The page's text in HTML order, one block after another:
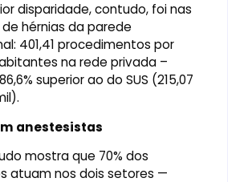
disparidade, contudo, foi nas
hérnias da parede
401,41 procedimentos por
na rede privada –
superior ao do SUS (215,07
anestesistas
mostra que 70% dos
atuam nos dois setores —